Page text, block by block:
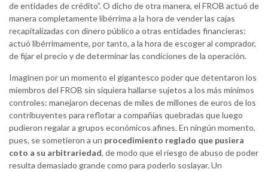
de entidades de crédito”. O dicho de otra manera, el FROB actuó de
manera completamente libérrima a la hora de vender las cajas
recapitalizadas con dinero público a otras entidades financieras:
actuó libérrimamente, por tanto, a la hora de escoger al comprador,
de fijar el precio y de determinar las condiciones de la operación.
Imaginen por un momento el gigantesco poder que detentaron los
miembros del FROB sin siquiera hallarse sujetos a los más mínimos
controles: manejaron decenas de miles de millones de euros de los
contribuyentes para reflotar a compañías quebradas que luego
pudieron regalar a grupos económicos afines. En ningún momento,
pues, se sometieron a un procedimiento reglado que pusiera
coto a su arbitrariedad, de modo que el riesgo de abuso de poder
resulta demasiado grande como para poderlo soslayar. Un